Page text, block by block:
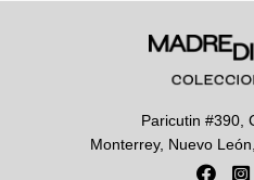
Paricutin #390,
Monterrey, Nuevo